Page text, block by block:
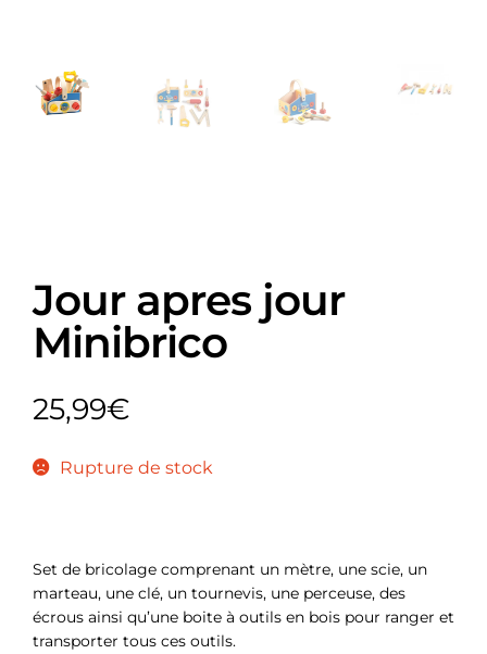
Jour apres jour
Minibrico
25,99€
Rupture de stock
Set de bricolage comprenant un mètre, une scie, un
marteau, une clé, un tournevis, une perceuse, des
écrous ainsi qu’une boite à outils en bois pour ranger et
transporter tous ces outils.